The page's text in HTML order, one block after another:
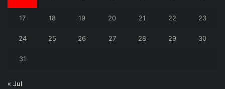
17 18 19 20 21 22 23
24 25 26 27 28 29 30
31
« Jul